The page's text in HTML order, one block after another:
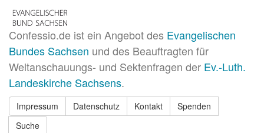
Confessio.de ist ein Angebot des Evangelischen
Bundes Sachsen und des Beauftragten für
Weltanschauungs- und Sektenfragen der Ev.-Luth.
Landeskirche Sachsens.
Impressum Datenschutz Kontakt
Spenden
Suche